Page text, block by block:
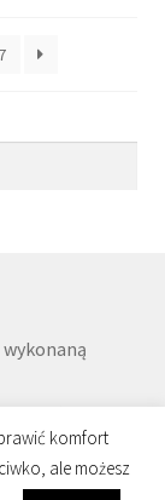
7
.
0
komfort
ale możesz